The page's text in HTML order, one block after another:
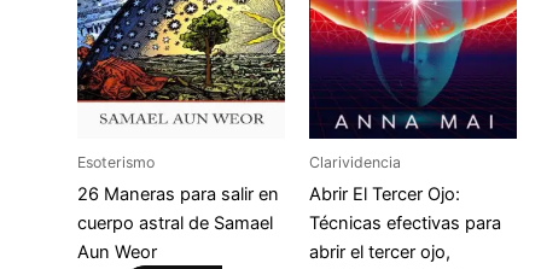
Esoterismo
26 Maneras para salir en
cuerpo astral de Samael
Aun Weor
Clarividencia
Abrir El Tercer Ojo:
Técnicas efectivas para
abrir el tercer ojo,